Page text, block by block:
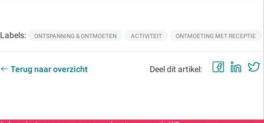
Labels: ONTSPANNING & ONTMOETEN ACTIVITEIT ONTMOETING MET RECEPTIE
Terug naar overzicht Deel dit artikel: